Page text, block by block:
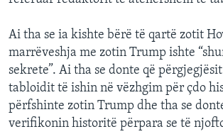
Ai tha se ia kishte bërë të qartë zotit
marrëveshja me zotin Trump ishte
sekrete”. Ai tha se donte që
tabloidit të ishin në vëzhgim për çdo
përfshinte zotin Trump dhe tha se
verifikonin historitë përpara se të